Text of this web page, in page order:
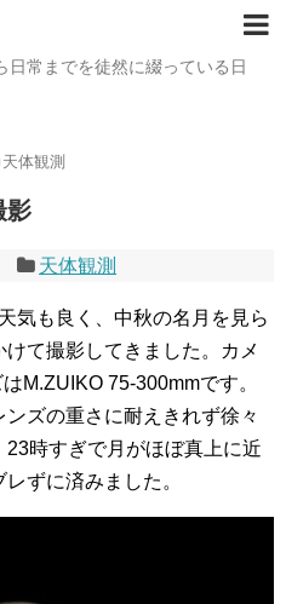
常までを徒然に綴っている日
天体観測
影
天体観測
気も良く、中秋の名月を見ら
て撮影してきました。カメ
M.ZUIKO 75-300mmです。
ズの重さに耐えきれず徐々
時すぎで月がほぼ真上に近
ずに済みました。